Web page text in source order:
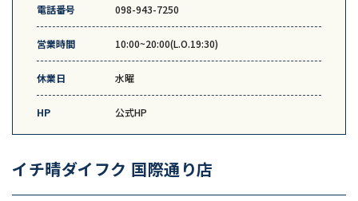
電話番号 098-943-7250
営業時間 10:00~20:00(L.O.19:30)
休業日 水曜
HP 公式HP
イチ晴ダイフク 国際通り店